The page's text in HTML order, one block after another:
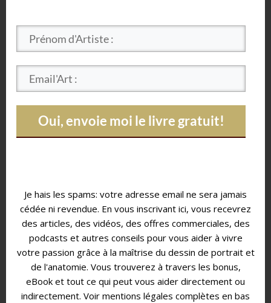
Oui, envoie moi le livre gratuit!
Je hais les spams: votre adresse email ne sera jamais
cédée ni revendue. En vous inscrivant ici, vous recevrez
des articles, des vidéos, des offres commerciales, des
podcasts et autres conseils pour vous aider à vivre
votre passion grâce à la maîtrise du dessin de portrait et
de l'anatomie. Vous trouverez à travers les bonus,
eBook et tout ce qui peut vous aider directement ou
indirectement. Voir mentions légales complètes en bas